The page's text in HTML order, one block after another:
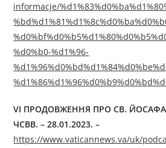
informacje/
%d0%b0-%d1%96-
VI ПРОДОВЖЕННЯ ПРО СВ.
ЧСВВ. – 28.01.2023. –
https://www.vaticannews.va/uk/